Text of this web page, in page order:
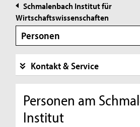
Schmalenbach Institut für
Wirtschaftswissenschaften
Personen
Kontakt & Service
Personen am
Institut